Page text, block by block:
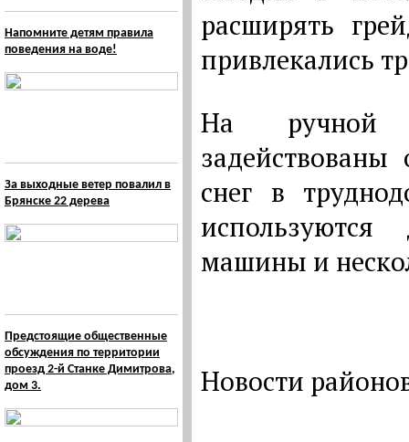
Напомните детям правила
поведения на воде!
За выходные ветер повалил в
Брянске 22 дерева
Предстоящие общественные
обсуждения по территории
проезд 2-й Станке Димитрова,
дом 3.
расширять
привлекались
На ручной
снег в
машины и
Новости